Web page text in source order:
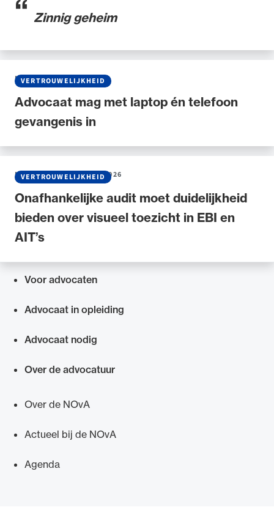
Zinnig geheim
Advocaat mag met laptop én telefoon
gevangenis in
VERTROUWELIJKHEID
NIEUWS• 02 MAART 2026
Onafhankelijke audit moet duidelijkheid
bieden over visueel toezicht in EBI en
AIT’s
VERTROUWELIJKHEID
NIEUWS• 04 FEBRUARI 2026
Voor advocaten
Advocaat in opleiding
Advocaat nodig
Over de advocatuur
Over de NOvA
Actueel bij de NOvA
Agenda